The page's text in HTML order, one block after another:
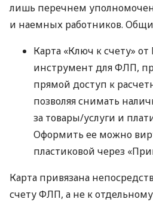
лишь перечнем
и наемных работников.
Карта «Ключ к счету»
инструмент для ФЛП,
прямой доступ к
позволяя снимать
за товары/услуги и
Оформить ее можно
пластиковой через
Карта привязана
счету ФЛП, а не к